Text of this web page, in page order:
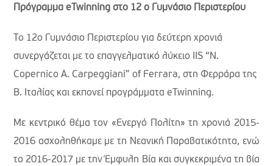
Πρόγραμμα eTwinning στο 12 ο Γυμνάσιο Περιστερίου
Το 12o Γυμνάσιο Περιστερίου για δεύτερη χρονιά
συνεργάζεται με το επαγγελματικό λύκειο IIS “N.
Copernico A. Carpeggiani” of Ferrara, στη Φερράρα της
Β. Ιταλίας και εκπονεί προγράμματα eTwinning.
Με κεντρικό θέμα τον «Ενεργό Πολίτη» τη χρονιά 2015-
2016 ασχοληθήκαμε με τη Νεανική Παραβατικότητα, ενώ
το 2016-2017 με την Έμφυλη Βία και συγκεκριμένα τη βία